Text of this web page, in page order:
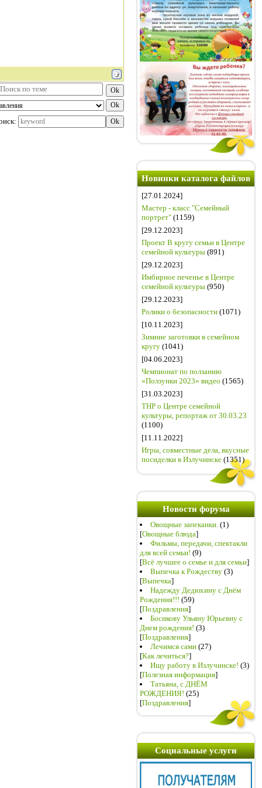
Новинки каталога файлов
[27.01.2024]
Мастер - класс "Семейный
портрет" (1159)
[29.12.2023]
Проект В кругу семьи в Центре
семейной культуры (891)
[29.12.2023]
Имбирное печенье в Центре
семейной культуры (950)
[29.12.2023]
Ролики о безопасности (1071)
[10.11.2023]
Зимние заготовки в семейном
кругу (1041)
[04.06.2023]
Чемпионат по ползанию
«Ползунки 2023» видео (1565)
[31.03.2023]
ТНР о Центре семейной
культуры, репортаж от 30.03.23
(1100)
[11.11.2022]
Игры, совместные дела, вкусные
посиделки в Излучинске (1351)
Новости форума
Овощные запеканки. (1)
[Овощные блюда]
Фильмы, передачи, спектакли
для всей семьи! (9)
[Всё лучшее о семье и для семьи]
Выпечка к Рождеству (3)
[Выпечка]
Надежду Дедюхину с Днём
Рождения!!! (59)
[Поздравления]
Босикову Ульяну Юрьевну с
Днем рождения! (3)
[Поздравления]
Лечимся сами (27)
[Как лечиться?]
Ищу работу в Излучинске! (3)
[Полезная информация]
Татьяна, с ДНЁМ
РОЖДЕНИЯ! (25)
[Поздравления]
Социальные услуги